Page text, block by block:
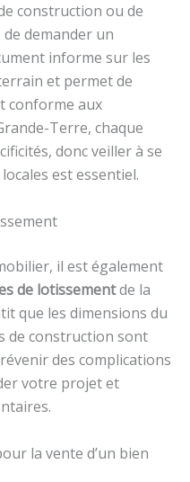
construction ou de
demander un
informe sur les
et permet de
conforme aux
Terre, chaque
donc veiller à se
est essentiel.
il est également
de lotissementde la
que les dimensions du
de construction sont
des complications
votre projet et
la vente d’un bien